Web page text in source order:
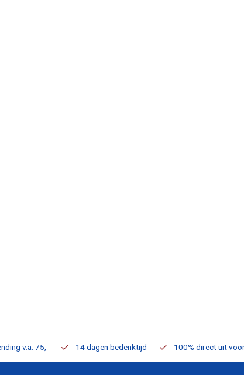
v.a. 75,- 14 dagen bedenktijd 100% direct uit